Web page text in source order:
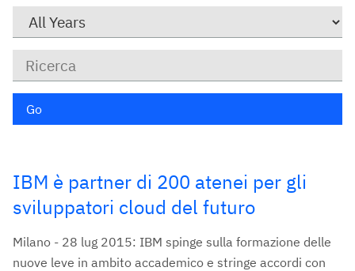
chiave
Go
IBM è partner di 200 atenei per gli
sviluppatori cloud del futuro
Milano - 28 lug 2015: IBM spinge sulla formazione delle
nuove leve in ambito accademico e stringe accordi con